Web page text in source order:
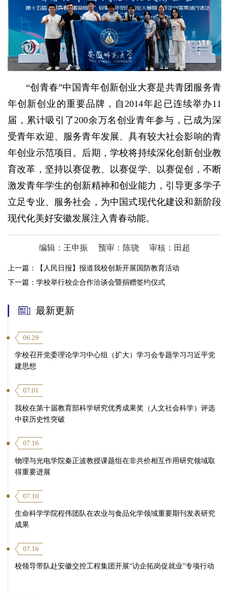
“创青春”中国青年创新创业大赛是共青团服务青
年创新创业的重要品牌，自2014年起已连续举办11
届，累计吸引了200余万名创业青年参与，已成为深
受青年欢迎、服务青年发展、具有较大社会影响的青
年创业示范项目。后期，学校将持续深化创新创业教
育改革，坚持以赛促教、以赛促学、以赛促创，不断
激发青年学生的创新精神和创业能力，引导更多学子
立足专业、服务社会，为中国式现代化建设和新阶段
现代化美好安徽发展注入青春动能。
编辑：王申振 预审：陈骁 审核：田超
上一篇：
【人民日报】报道我校创新开展国防教育活动
下一篇： 学校举行校企合作洽谈会暨捐赠签约仪式
最新更新
06.29
学校召开党委理论学习中心组（扩大）学习会专题学习习近平党
建思想
07.01
我校在第十届教育部科学研究优秀成果奖（人文社会科学）评选
中获历史性突破
07.16
物理与光电学院秦正波教授课题组在非共价相互作用研究领域取
得重要进展
07.10
生命科学学院程伟团队在农业与食品化学领域重要期刊发表研究
成果
07.16
校领导带队赴安徽交控工程集团开展“访企拓岗促就业”专项行动